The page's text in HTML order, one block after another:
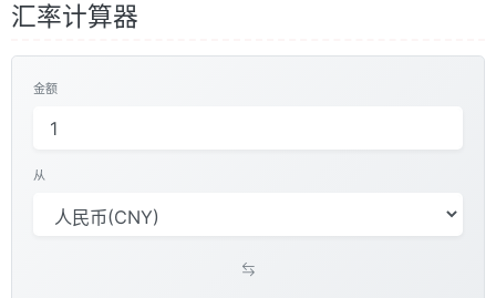
汇率计算器
金额
从